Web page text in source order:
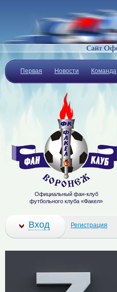
Первая Новости Команда
Официальный фан-клуб
футбольного клуба «Факел»
Вход Регистрация